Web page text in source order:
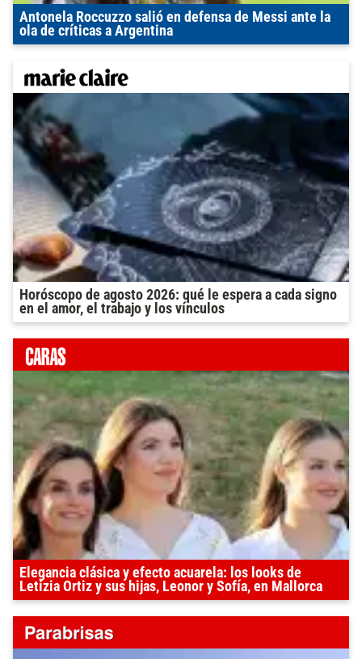
Antonela Roccuzzo salió en defensa de Messi ante la
ola de críticas a Argentina
Horóscopo de agosto 2026: qué le espera a cada signo
en el amor, el trabajo y los vínculos
Elegancia clásica y efecto acuarela: los looks de
Letizia Ortiz y sus hijas, Leonor y Sofía, en Mallorca